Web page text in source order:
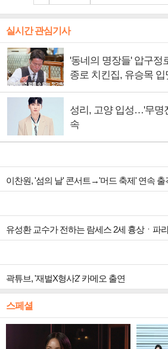
실시간 관심기사
'동네의 명장들' 압구정
종로 치킨집, 유승목 입
성리, 고양 입성…'무명
속
이찬원, '섬의 날' 콘서트→'머드 축제' 연속 출
곽튜브, '재벌X형사2' 카메오 출연
스페셜